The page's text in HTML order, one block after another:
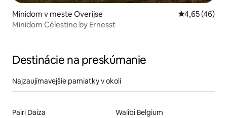
Minidom v meste Overijse Priemerné
4,65 (46)
Minidom Célestine by Ernesst
Destinácie na preskúmanie
Najzaujímavejšie pamiatky v okolí
Pairi Daiza Walibi Belgium